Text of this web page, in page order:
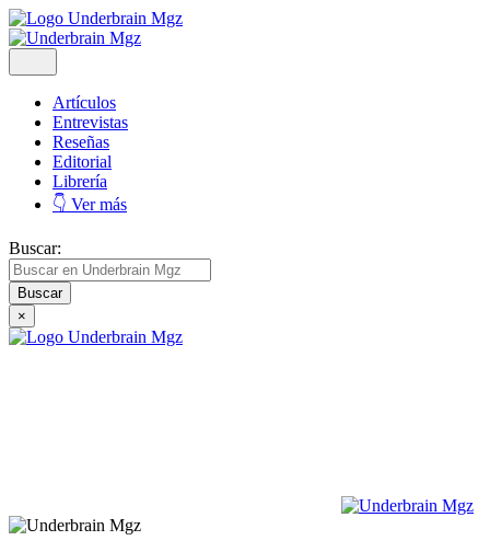
Artículos
Entrevistas
Reseñas
Editorial
Librería
👇 Ver más
Buscar:
×